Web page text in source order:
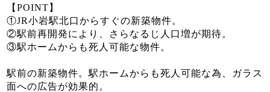
【POINT】
①JR小岩駅北口からすぐの新築物件。
②駅前再開発により、さらなるじ人口増が期待。
③駅ホームからも死人可能な物件。
駅前の新築物件。駅ホームからも死人可能な為、ガラス
面への広告が効果的。